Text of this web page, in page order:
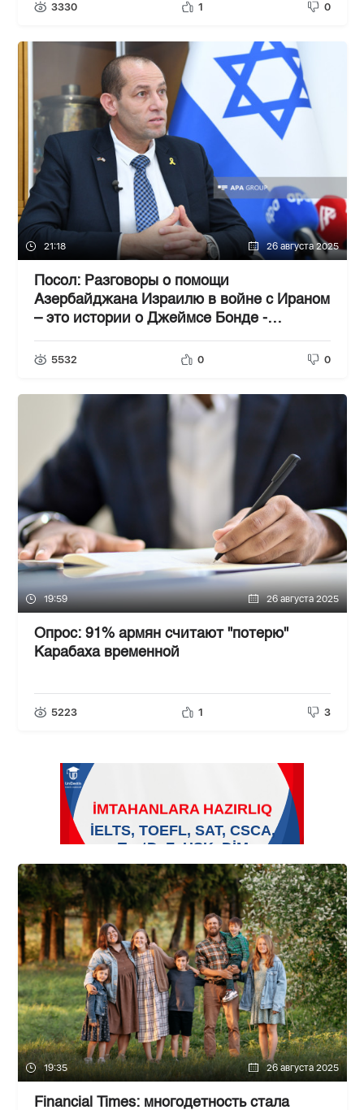
3330 1 0
21:18 26 августа 2025
Посол: Разговоры о помощи
Азербайджана Израилю в войне с Ираном
– это истории о Джеймсе Бонде -
ИНТЕРВЬЮ АПА
5532 0 0
19:59 26 августа 2025
Опрос: 91% армян считают "потерю"
Карабаха временной
5223 1 3
19:35 26 августа 2025
Financial Times: многодетность стала